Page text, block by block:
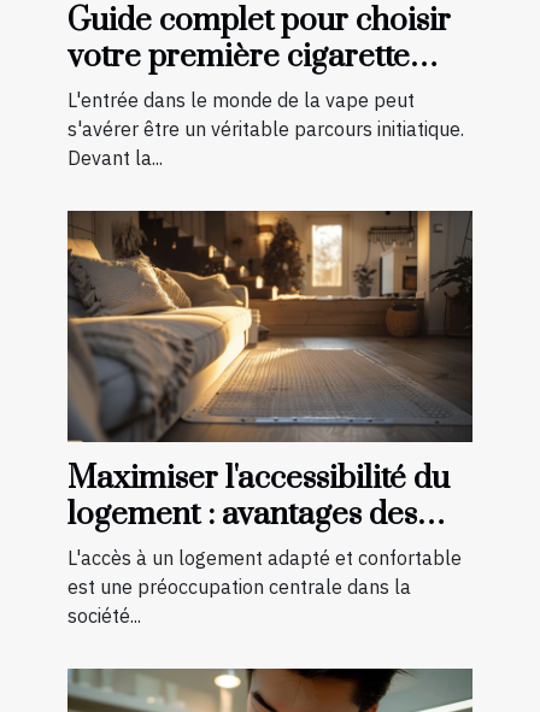
Guide complet pour choisir
votre première cigarette
électronique
L'entrée dans le monde de la vape peut
s'avérer être un véritable parcours initiatique.
Devant la...
Maximiser l'accessibilité du
logement : avantages des
aménagements préventifs
L'accès à un logement adapté et confortable
est une préoccupation centrale dans la
société...